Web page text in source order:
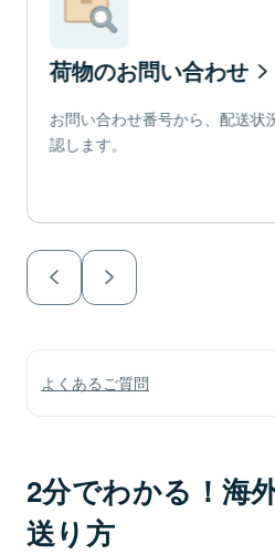
荷物のお問い合わせ
お問い合わせ番号から、配送状
認します。
よくあるご質問
2分でわかる！海
送り方